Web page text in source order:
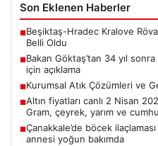
Son Eklenen Haberler
■Beşiktaş-Hradec Kralove
Belli Oldu
■Bakan Göktaş’tan 34 yıl
için açıklama
■Kurumsal Atık Çözümleri ve
■Altın fiyatları canlı 2 Nisan
Gram, çeyrek, yarım ve
■Çanakkale’de böcek
annesi yoğun bakımda